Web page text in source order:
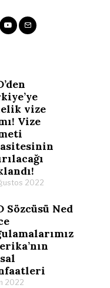
vize
Vize
2022
Sözcüsü Ned
2022